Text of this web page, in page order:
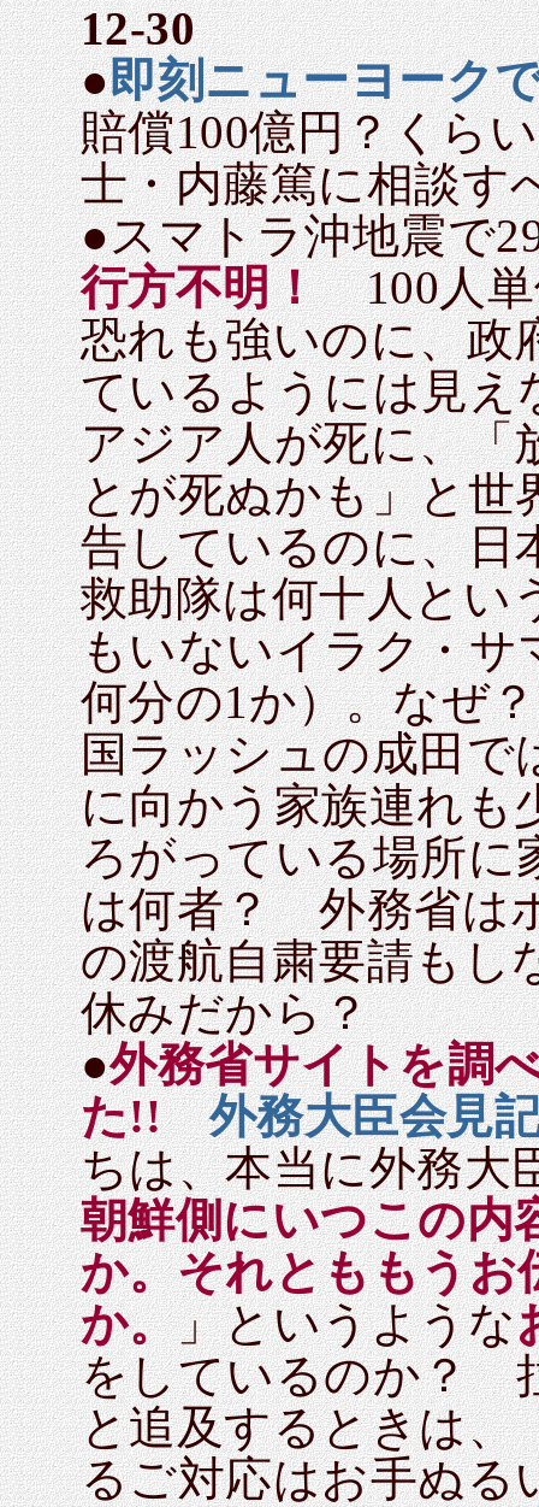
12-30
●即刻ニューヨーク
賠償100億円？くら
士・内藤篤に相談す
●スマトラ沖地震で
行方不明！100人単
恐れも強いのに、政
ているようには見
アジア人が死に、「
とが死ぬかも」と世
告しているのに、日
救助隊は何十人とい
もいないイラク・サ
何分の1か）。な
国ラッシュの成田で
に向かう家族連れも
ろがっている場所に
は何者？ 外務省は
の渡航自粛要請も
休みだから？
●外務省サイトを調
た!!
外務大臣会見
ちは、本当に外務大
朝鮮側にいつこの内
か。それとももうお
か。」というような
をしているのか？
と追及するときは、
るご対応はお手ぬる